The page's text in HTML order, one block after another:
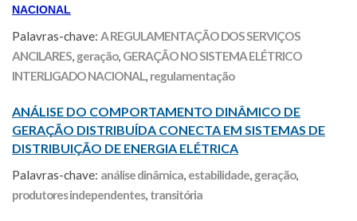
NACIONAL
Palavras-chave: A REGULAMENTAÇÃO DOS SERVIÇOS
ANCILARES, geração, GERAÇÃO NO SISTEMA ELÉTRICO
INTERLIGADO NACIONAL, regulamentação
ANÁLISE DO COMPORTAMENTO DINÂMICO DE
GERAÇÃO DISTRIBUÍDA CONECTA EM SISTEMAS DE
DISTRIBUIÇÃO DE ENERGIA ELÉTRICA
Palavras-chave: análise dinâmica, estabilidade, geração,
produtores independentes, transitória